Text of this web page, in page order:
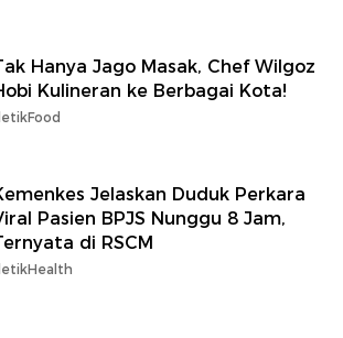
Hanya Jago Masak, Chef Wilgoz
Kulineran ke Berbagai Kota!
Jelaskan Duduk Perkara
Pasien BPJS Nunggu 8 Jam,
di RSCM